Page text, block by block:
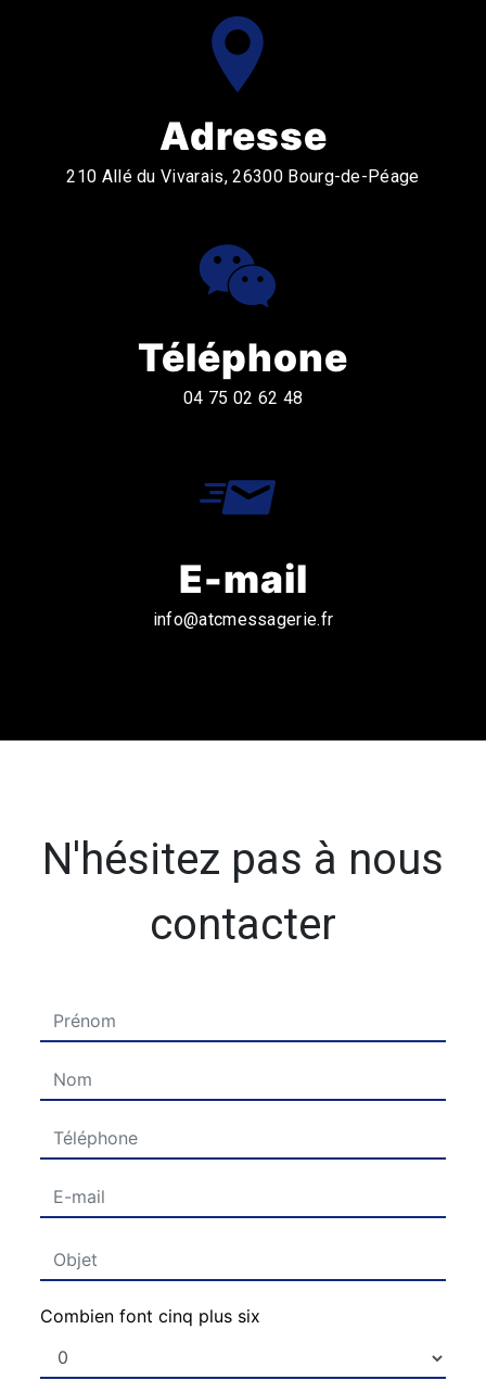
Adresse
210 Allé du Vivarais, 26300 Bourg-de-Péage
Téléphone
04 75 02 62 48
E-mail
info@atcmessagerie.fr
N'hésitez pas à nous
contacter
Combien font cinq plus six